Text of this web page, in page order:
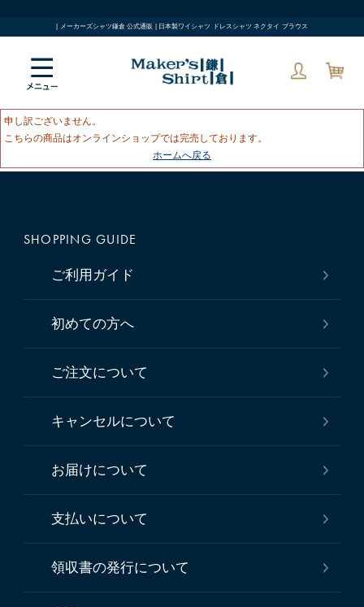
| メーカーズシャツ鎌倉 公式通販 | 日本製ワイシャツ ドレスシャツ ネクタイ ブラウス
申し訳ございません。
こちらの商品はオンラインショップでは完売しております。
ホームへ戻る
SHOPPING GUIDE
ご利用ガイド
初めての方へ
ご注文について
キャンセルについて
お届けについて
支払いについて
領収書の発行について